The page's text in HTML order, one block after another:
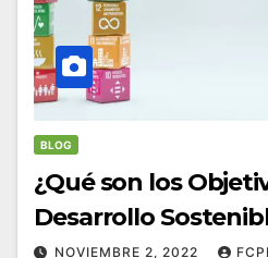
BLOG
¿Qué son los
Desarrollo
NOVIEMBRE 2, 2022